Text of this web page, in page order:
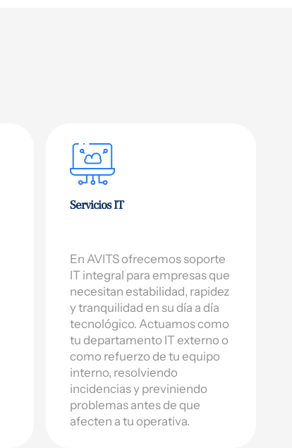
Servicios IT
En AVITS ofrecemos soporte
IT integral para empresas que
necesitan estabilidad, rapidez
y tranquilidad en su día a día
tecnológico. Actuamos como
tu departamento IT externo o
como refuerzo de tu equipo
interno, resolviendo
incidencias y previniendo
problemas antes de que
afecten a tu operativa.